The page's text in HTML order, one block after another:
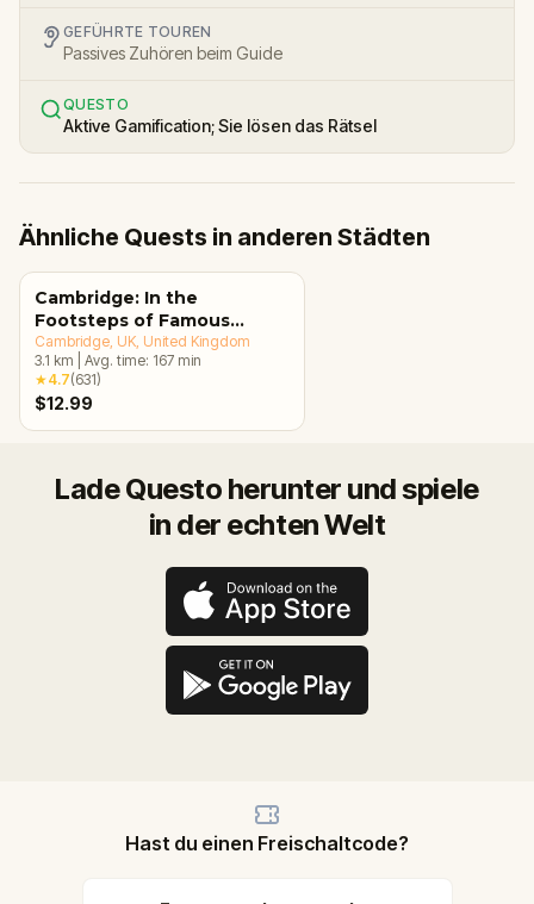
GEFÜHRTE TOUREN
Passives Zuhören beim Guide
QUESTO
Aktive Gamification; Sie lösen das Rätsel
Ähnliche Quests in anderen Städten
Cambridge: In the
Footsteps of Famous
Alumni Walking Tour &
Escape Game
Cambridge, UK , United Kingdom
3.1 km Avg. time: 167 min
★4.7(631)
$12.99
Lade Questo herunter und spiele
in der echten Welt
Hast du einen Freischaltcode?